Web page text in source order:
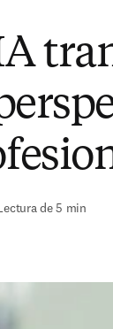
de 5 min